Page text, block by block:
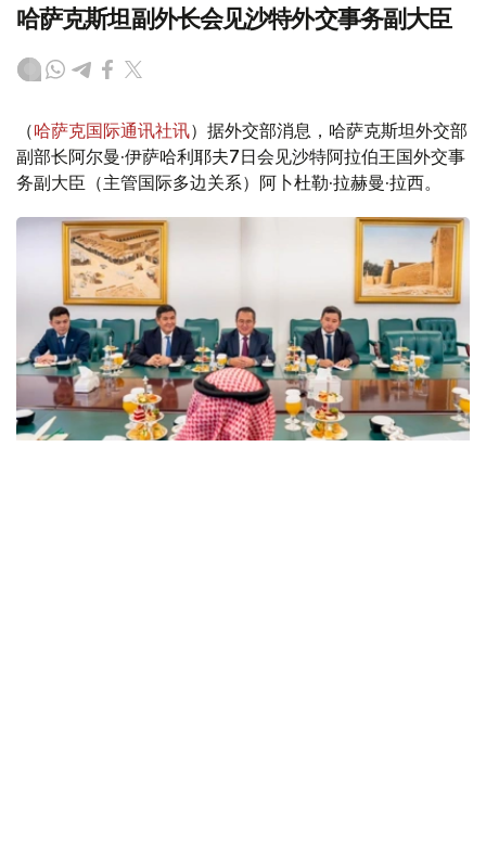
哈萨克斯坦副外长会见沙特外交事务副大臣
（哈萨克国际通讯社讯）据外交部消息，哈萨克斯坦外交部
副部长阿尔曼·伊萨哈利耶夫7日会见沙特阿拉伯王国外交事
务副大臣（主管国际多边关系）阿卜杜勒·拉赫曼·拉西。